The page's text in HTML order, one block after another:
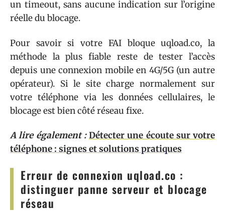
un timeout, sans aucune indication sur l’origine
réelle du blocage.
Pour savoir si votre FAI bloque uqload.co, la
méthode la plus fiable reste de tester l’accès
depuis une connexion mobile en 4G/5G (un autre
opérateur). Si le site charge normalement sur
votre téléphone via les données cellulaires, le
blocage est bien côté réseau fixe.
A lire également : Détecter une écoute sur votre
téléphone : signes et solutions pratiques
Erreur de connexion uqload.co :
distinguer panne serveur et blocage
réseau